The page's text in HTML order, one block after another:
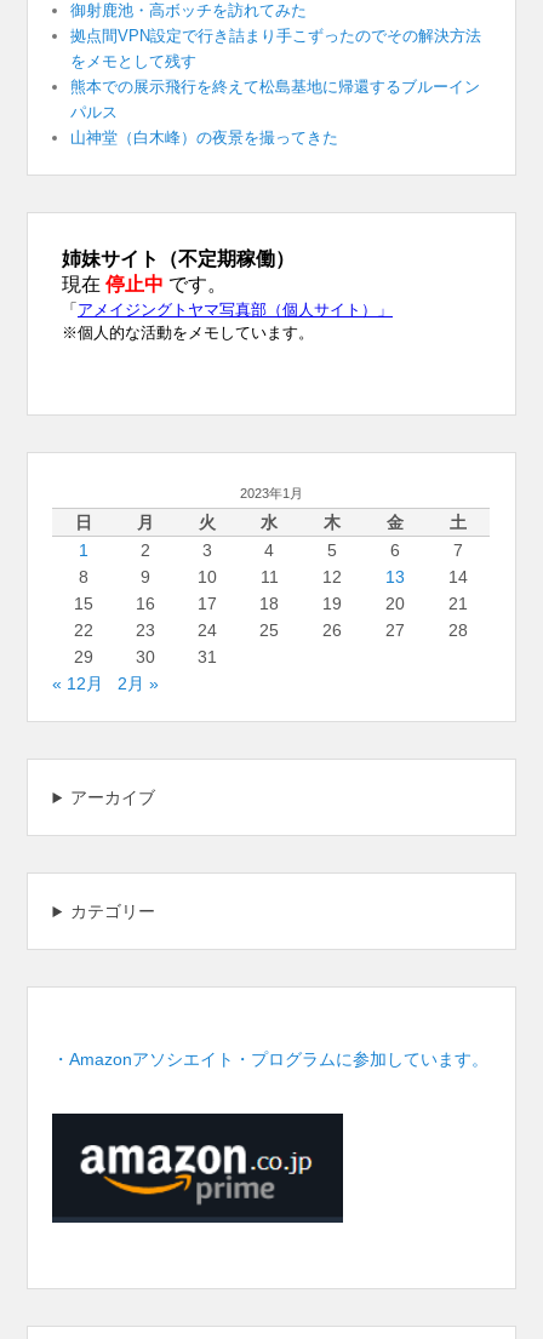
御射鹿池・高ボッチを訪れてみた
拠点間VPN設定で行き詰まり手こずったのでその解決方法
をメモとして残す
熊本での展示飛行を終えて松島基地に帰還するブルーイン
パルス
山神堂（白木峰）の夜景を撮ってきた
2023年1月
日 月 火 水 木 金
土
1
2 3 4 5 6
7
8
9 10 11 12 13
14
15
16 17 18 19 20
21
22
23 24 25 26 27
28
29
30
31
« 12月
2月 »
アーカイブ
カテゴリー
・Amazonアソシエイト・プログラムに参加しています。